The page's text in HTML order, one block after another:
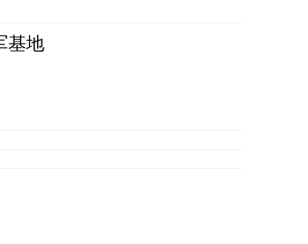
基地